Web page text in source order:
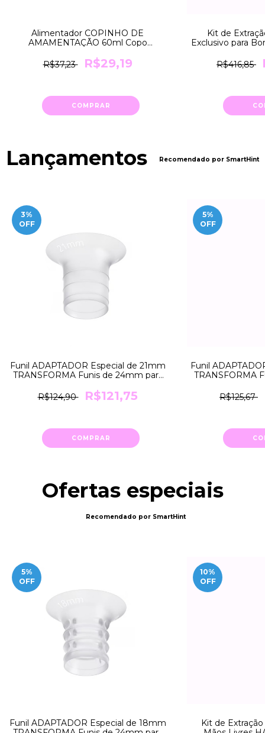
Alimentador COPINHO DE
AMAMENTAÇÃO 60ml Copo
USO Hospitalar e Doméstico Alleite
R$37,23 R$29,19
COMPRAR
Kit de
Exclusivo para
R$416,85
Lançamentos Recomendado por SmartHint
3%
OFF
Funil ADAPTADOR Especial de 21mm
TRANSFORMA Funis de 24mm para
R$124,90
R$121,75
COMPRAR
5%
OFF
Funil
TRANSFORMA
R$125,67
Ofertas especiais
Recomendado por SmartHint
5%
OFF
Funil ADAPTADOR Especial de 18mm
10%
OFF
Kit de